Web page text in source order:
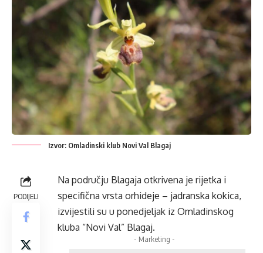
Izvor: Omladinski klub Novi Val Blagaj
PODIJELI
Na području Blagaja otkrivena je rijetka i
specifična vrsta orhideje – jadranska kokica,
izvijestili su u ponedjeljak iz Omladinskog
kluba “Novi Val” Blagaj.
- Marketing -